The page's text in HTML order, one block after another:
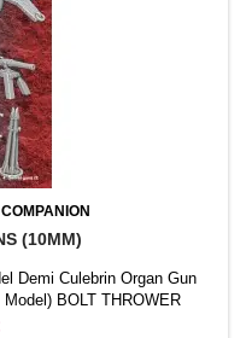
(10MM)
Demi Culebrin Organ Gun
BOLT THROWER